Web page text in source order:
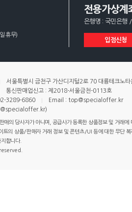
휴무)
전용가상계
은행명 : 국민은행
입점신청
서울특별시 금천구 가산디지털2로 70 대륭테크노
통신판매업신고 : 제2018-서울금천-0113호
3289-6860
Email : top@specialoffer.kr
매의 당사자가 아니며, 공급사가 등록한 상품정보 및 거래
트의 상품/판매자 거래 정보 및 콘텐츠/UI 등에 대한 무단
합니다.